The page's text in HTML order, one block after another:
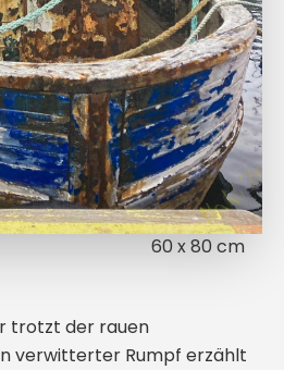
60 x 80 cm
trotzt der rauen
verwitterter Rumpf erzählt